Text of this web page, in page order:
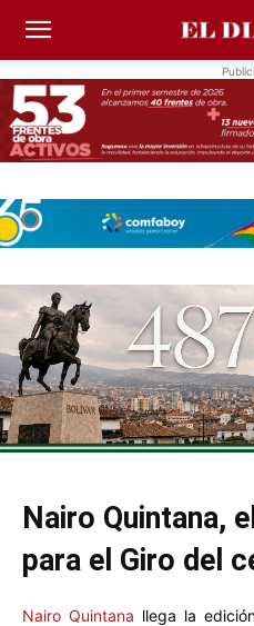
Nairo Quintana,
para el Giro del
Nairo Quintana llega la